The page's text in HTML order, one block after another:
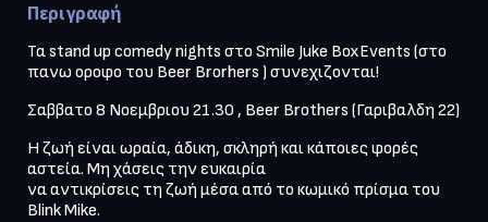
Περιγραφή
Τα stand up comedy nights στο Smile Juke BoxEvents (στο
πανω οροφο του Beer Brorhers ) συνεχιζονται!
Σαββατο 8 Νοεμβριου 21.30 , Beer Brothers (Γαριβαλδη 22)
Η ζωή είναι ωραία, άδικη, σκληρή και κάποιες φορές
αστεία. Μη χάσεις την ευκαιρία
να αντικρίσεις τη ζωή μέσα από το κωμικό πρίσμα του
Blink Mike.